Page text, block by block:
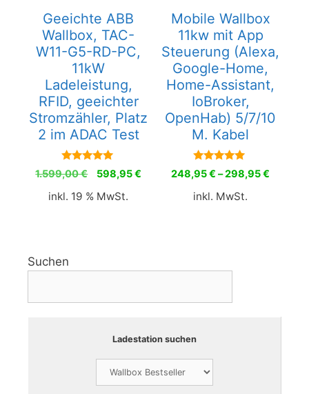
Geeichte ABB
Wallbox, TAC-
W11-G5-RD-PC,
11kW
Ladeleistung,
RFID, geeichter
Stromzähler, Platz
2 im ADAC Test
5.00
von 5
1.599,00€
Ursprünglicher
war:
598,95€ Aktueller
inkl. 19 % MwSt.
Mobile Wallbox
11kw mit App
Steuerung (Alexa,
Google-Home,
Home-Assistant,
IoBroker,
OpenHab) 5/7/10
M. Kabel
5.00
von 5
248,95€ –298,95€
inkl. MwSt.
Suchen
Ladestation suchen